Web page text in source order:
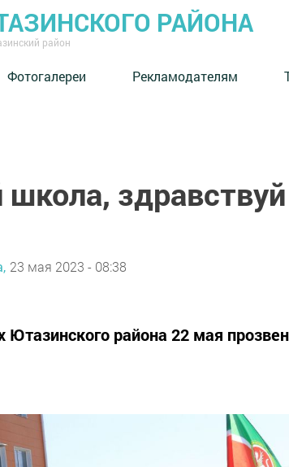
РАЙОНА
район
Фотогалереи Рекламодателям
23 мая 2023 - 08:38
Ютазинского района 22 мая